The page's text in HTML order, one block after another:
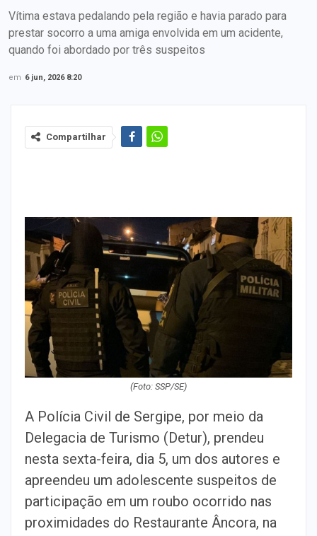
Vítima estava pedalando pela região e havia parado para
prestar socorro a uma amiga envolvida em um acidente,
quando foi abordado por três suspeitos
em 6 jun, 2026 8:20
Compartilhar
(Foto: SSP/SE)
A Polícia Civil de Sergipe, por meio da
Delegacia de Turismo (Detur), prendeu
nesta sexta-feira, dia 5, um dos autores e
apreendeu um adolescente suspeitos de
participação em um roubo ocorrido nas
proximidades do Restaurante Âncora, na